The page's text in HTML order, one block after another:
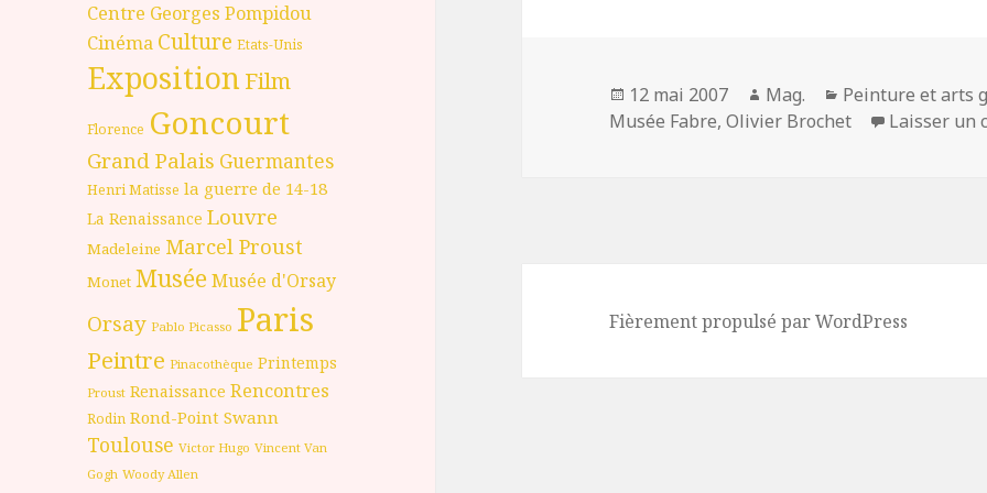
Centre Georges Pompidou
Cinéma Culture Etats-Unis
ExpositionFilm
Florence Goncourt
Grand Palais Guermantes
Henri Matisse la guerre de 14-18
La Renaissance Louvre
Madeleine Marcel Proust
Monet Musée Musée d'Orsay
Orsay Pablo Picasso Paris
Peintre Pinacothèque Printemps
Proust Renaissance Rencontres
Rodin Rond-Point Swann
Toulouse Victor Hugo Vincent Van
Gogh Woody Allen
Publié
le
12 mai 2007 Auteur
Mag. Catégories
Peinture et arts
Musée Fabre,Olivier Brochet Laisser un
Fièrement propulsé par WordPress